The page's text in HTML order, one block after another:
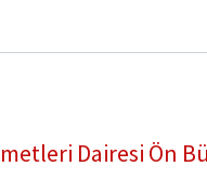
Dairesi Ön